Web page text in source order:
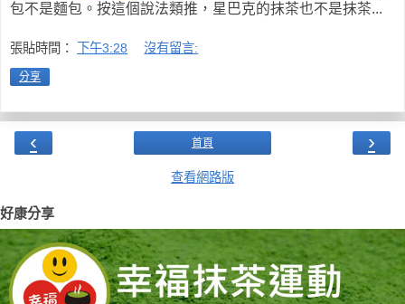
包不是麵包。按這個說法類推，星巴克的抹茶也不是抹茶...
張貼時間： 下午3:28 沒有留言:
分享
‹ ›
首頁
查看網路版
好康分享